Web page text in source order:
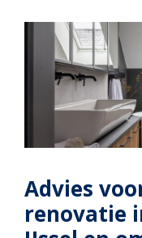
Advies
renovatie